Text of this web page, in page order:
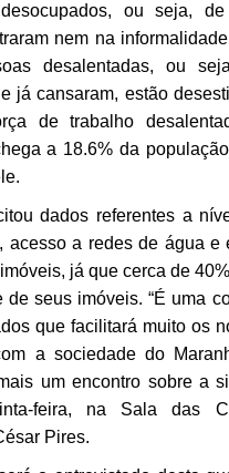
ou seja, de
nem na
desalentadas, ou
já cansaram, estão
de trabalho
a 18.6% da
dados referentes a
acesso a redes de água
já que cerca de
seus imóveis. “É uma
que facilitará muito os
a sociedade do
um encontro sobre a
feira, na Sala das
Pires.